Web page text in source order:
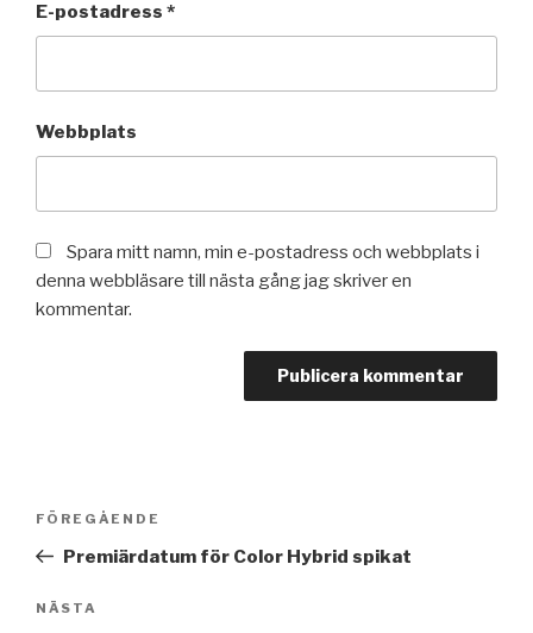
E-postadress *
Webbplats
Spara mitt namn, min e-postadress och webbplats i
denna webbläsare till nästa gång jag skriver en
kommentar.
Inläggsnavigering
Föregående
inlägg
FÖREGÅENDE
Premiärdatum för Color Hybrid spikat
Nästa
NÄSTA